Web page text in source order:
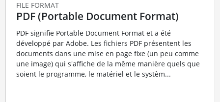
FILE FORMAT
PDF (Portable Document Format)
PDF signifie Portable Document Format et a été
développé par Adobe. Les fichiers PDF présentent les
documents dans une mise en page fixe (un peu comme
une image) qui s'affiche de la même manière quels que
soient le programme, le matériel et le systèm...